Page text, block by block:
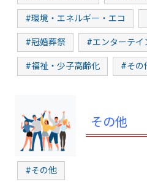
#環境・エネルギー・エコ
#冠婚葬祭 #エンターテイ
#福祉・少子高齢化 #その
その他
#その他